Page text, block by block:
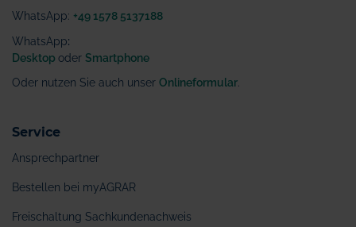
WhatsApp: +49 1578 5137188
WhatsApp:
Desktop oder Smartphone
Oder nutzen Sie auch unser Onlineformular
Service
Ansprechpartner
Bestellen bei myAGRAR
Freischaltung Sachkundenachweis